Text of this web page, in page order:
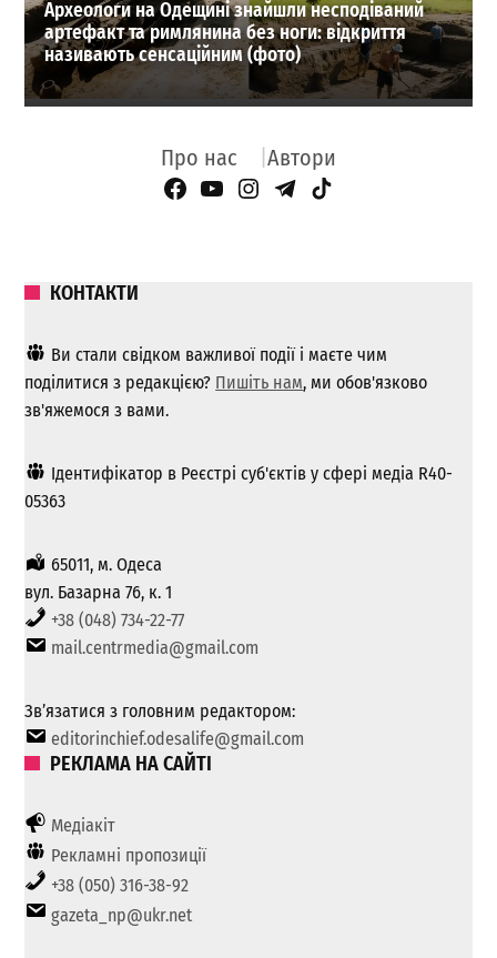
Археологи на Одещині знайшли несподіваний
артефакт та римлянина без ноги: відкриття
називають сенсаційним (фото)
Про нас Автори
Facebook Page
YouTube
Instagram
Telegram
TikTok
КОНТАКТИ
Ви стали свідком важливої ​​події і маєте чим
поділитися з редакцією? Пишіть нам, ми обов'язково
зв'яжемося з вами.
Ідентифікатор в Реєстрі суб'єктів у сфері медіа R40-
05363
65011, м. Одеса
вул. Базарна 76, к. 1
+38 (048) 734-22-77
mail.centrmedia@gmail.com
Зв’язатися з головним редактором:
editorinchief.odesalife@gmail.com
РЕКЛАМА НА САЙТІ
Медіакіт
Рекламні пропозиції
+38 (050) 316-38-92
gazeta_np@ukr.net